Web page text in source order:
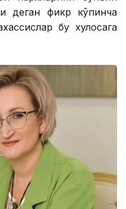
деган фикр кўпинча
бу хулосага